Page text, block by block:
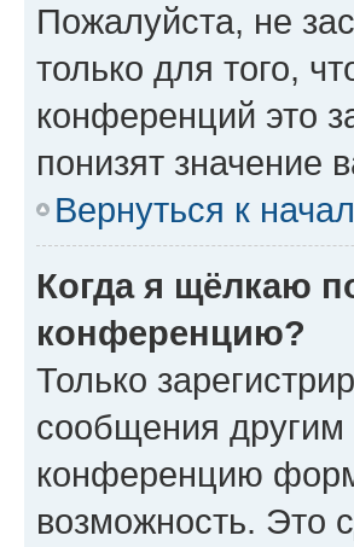
Пожалуйста, не
только для того,
конференций это
понизят значение
Вернуться к
Когда я щёлкаю
конференцию?
Только
сообщения другим
конференцию
возможность. Это